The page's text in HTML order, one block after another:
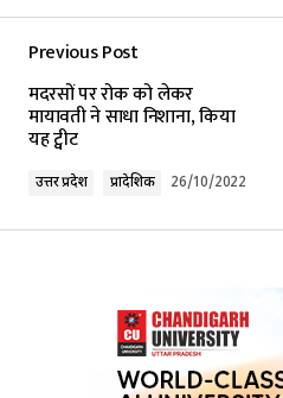
Previous Post
मदरसों पर रोक को लेकर
मायावती ने साधा निशाना, किया
यह ट्वीट
उत्तर प्रदेश प्रादेशिक 26/10/2022